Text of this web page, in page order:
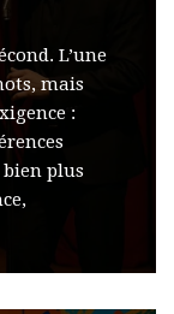
L’une
mais
:
plus